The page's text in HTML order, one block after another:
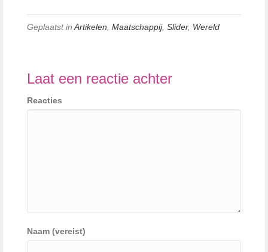
Geplaatst in Artikelen Maatschappij, Slider, Wereld
Laat een reactie achter
Reacties
Naam (vereist)